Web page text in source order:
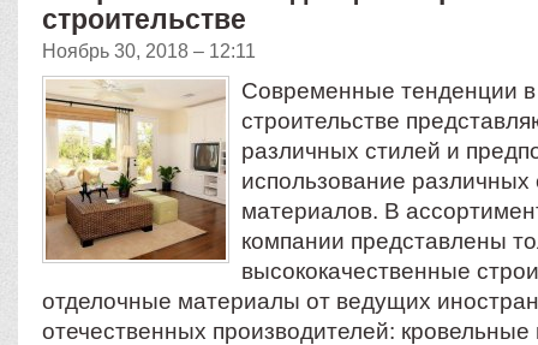
строительстве
Ноябрь 30, 2018 – 12:11
Современные тенденции в
строительстве
различных стилей и
использование различных
материалов. В
компании представлены
высококачественные
отделочные материалы от ведущих
отечественных производителей: